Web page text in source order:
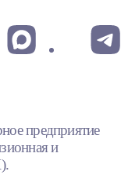
предприятие
и